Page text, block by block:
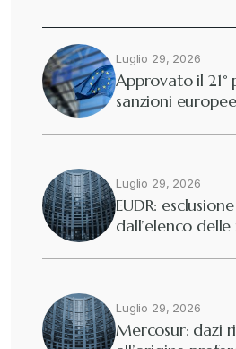
Luglio 29, 2026
Approvato il
sanzioni
Luglio 29, 2026
EUDR:
dall’elenco
Luglio 29, 2026
Mercosur: dazi